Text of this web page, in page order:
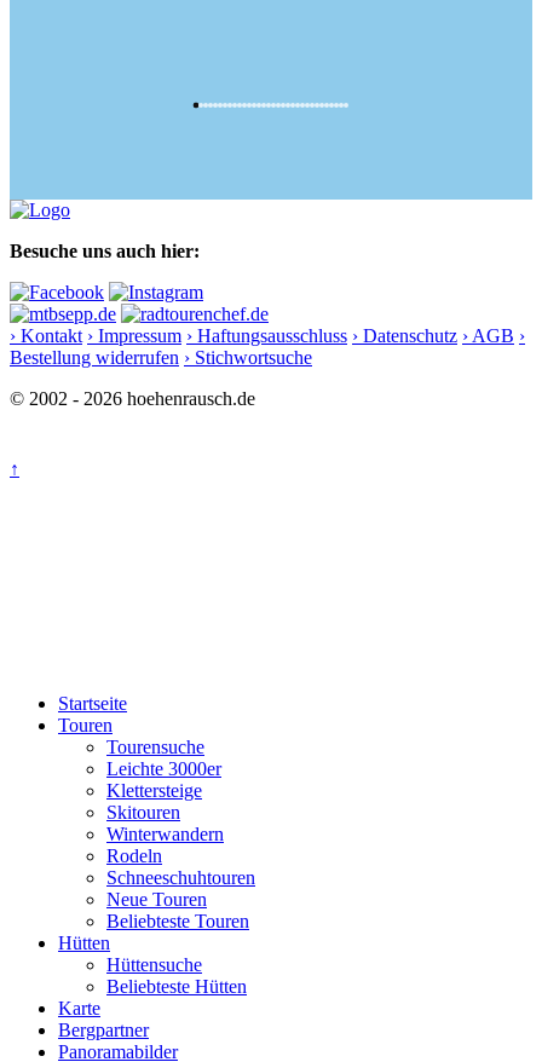
Besuche uns auch hier:
› Kontakt › Impressum › Haftungsausschluss › Datenschutz › AGB ›
Bestellung widerrufen › Stichwortsuche
© 2002 - 2026 hoehenrausch.de
↑
Startseite
Touren
Tourensuche
Leichte 3000er
Klettersteige
Skitouren
Winterwandern
Rodeln
Schneeschuhtouren
Neue Touren
Beliebteste Touren
Hütten
Hüttensuche
Beliebteste Hütten
Karte
Bergpartner
Panoramabilder